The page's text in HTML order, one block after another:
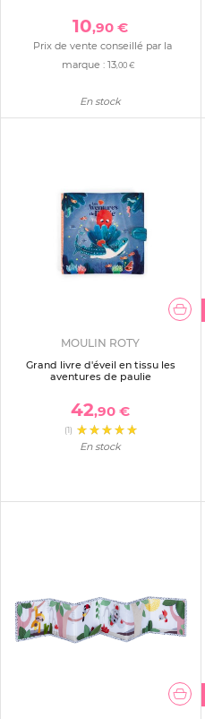
10,90 €
Prix de vente conseillé par la
marque :13 ,00 €
En stock
MOULIN ROTY
Grand livre d'éveil en tissu les
aventures de paulie
42,90 €
(1)
En stock